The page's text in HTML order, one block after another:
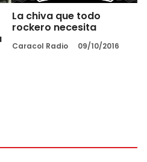
La chiva que todo
rockero necesita
Caracol Radio 09/10/2016